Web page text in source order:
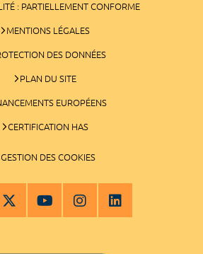
: PARTIELLEMENT CONFORME
MENTIONS LÉGALES
DES DONNÉES
PLAN DU SITE
EUROPÉENS
CERTIFICATION HAS
GESTION DES COOKIES